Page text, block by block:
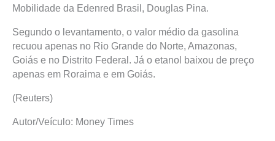
Mobilidade da Edenred Brasil, Douglas Pina.
Segundo o levantamento, o valor médio da gasolina
recuou apenas no Rio Grande do Norte, Amazonas,
Goiás e no Distrito Federal. Já o etanol baixou de preço
apenas em Roraima e em Goiás.
(Reuters)
Autor/Veículo: Money Times